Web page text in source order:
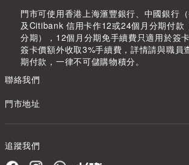
門市可使用香港上海滙豐銀行、中國銀行
及Citibank 信用卡作12或24個月分期付款
分期），12個月分期免手續費只適用於簽
簽卡價額外收取3%手續費，詳情請與職員
期付款，一律不可儲購物積分。
聯絡我們
門市地址
追蹤我們